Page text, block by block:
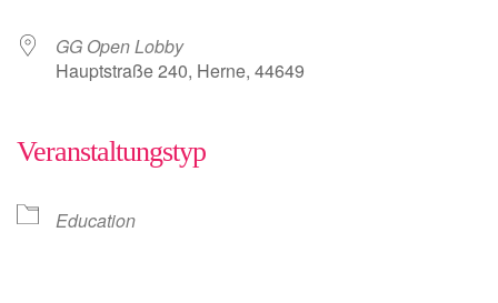
GG Open Lobby
Hauptstraße 240, Herne, 44649
Veranstaltungstyp
Education